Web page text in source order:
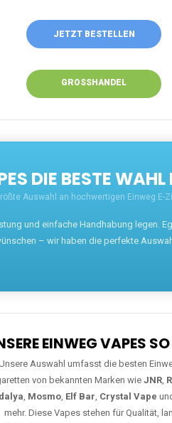
JETZT BESTELLEN
GROSSHANDEL
DIE BESTE
Auswahl an hochwertigen Einweg E-
und einfache Handhabung legen.
– wir haben die perfekte
EINWEG VAPES
Auswahl umfasst die besten
von bekannten Marken wieJNR,
, Mosmo, Elf Bar, Crystal Vape
mehr. Diese Vapes stehen für Qualität,